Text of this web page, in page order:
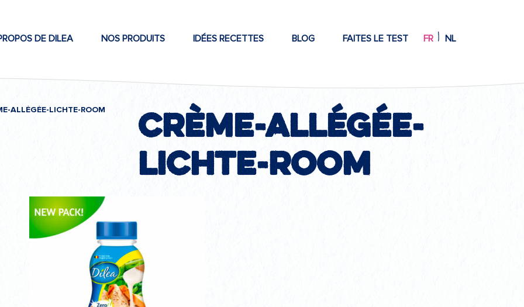
DE DILEA NOS PRODUITS IDÉES RECETTES BLOG FAITES LE TEST FR NL
ALLÉGÉE-LICHTE-ROOM
crème-allégée-
lichte-room